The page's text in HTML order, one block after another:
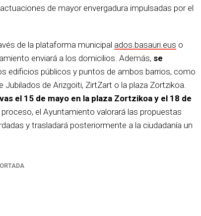
de mayor envergadura impulsadas por el
de la plataforma municipal ados.basauri.eus o
enviará a los domicilios. Además, se
edificios públicos y puntos de ambos barrios, como
Jubilados de Arizgoiti, ZirtZart o la plaza Zortzikoa.
el 15 de mayo en la plaza Zortzikoa y el 18 de
proceso, el Ayuntamiento valorará las propuestas
y trasladará posteriormente a la ciudadanía un